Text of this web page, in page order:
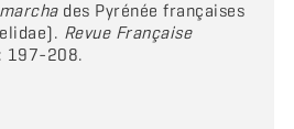
des Pyrénée françaises
Revue Française
197-208.